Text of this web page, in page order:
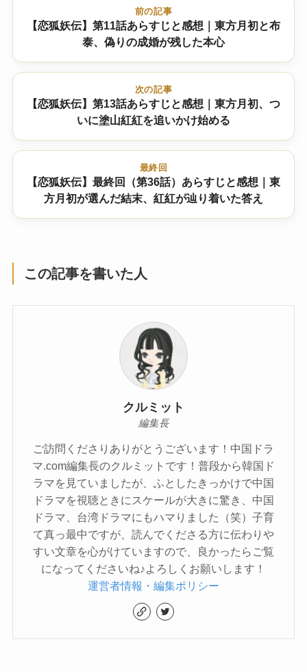
前の記事
【恋狐妖伝】第11話あらすじと感想｜東方月初と布
泰、偽りの成婚が残した本心
次の記事
【恋狐妖伝】第13話あらすじと感想｜東方月初、つ
いに塗山紅紅を追いかけ始める
最終回
【恋狐妖伝】最終回（第36話）あらすじと感想｜東
方月初が選んだ結末、紅紅が辿り着いた答え
この記事を書いた人
クルミット
編集長
ご訪問くださりありがとうございます！中国ドラ
マ.com編集長のクルミットです！普段から韓国ド
ラマを見ていましたが、ふとしたきっかけで中国
ドラマを視聴ときにスケールが大きに驚き、中国
ドラマ、台湾ドラマにもハマりました（笑）子育
て真っ最中ですが、読んでくださる方に伝わりや
すい文章を心がけていますので、良かったらご覧
になってくださいね♪よろしくお願いします！
運営者情報・編集ポリシー